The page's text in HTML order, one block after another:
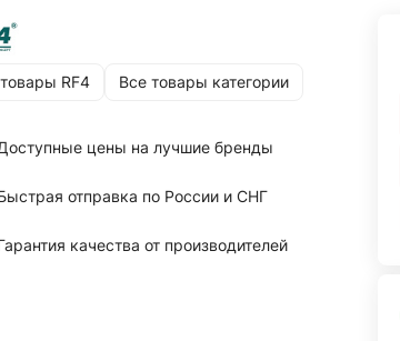
RF4 Все товары категории
цены на лучшие бренды
отправка по России и СНГ
качества от производителей